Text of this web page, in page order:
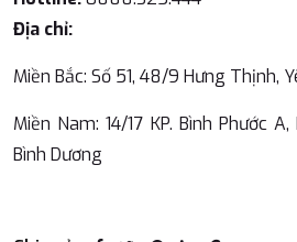
Địa chỉ:
Miền Bắc: Số 51, 48/9 Hưng Thịnh,
Miền Nam: 14/17 KP. Bình Phước
Bình Dương